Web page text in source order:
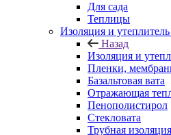
Для сада
Теплицы
Изоляция и утеплитель
Назад
Изоляция и
Пленки,
Базальтовая вата
Отражающая
Пенополистирол
Стекловата
Трубная изоляция